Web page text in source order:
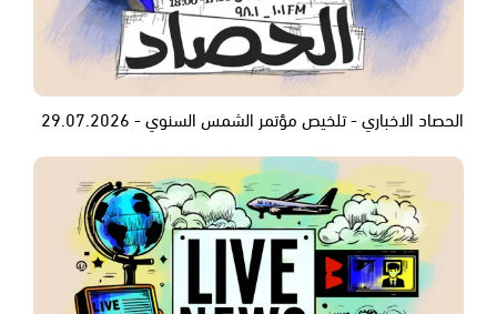
الحصاد الاخباري - تلخيص مؤتمر الشمس السنوي - 29.07.2026